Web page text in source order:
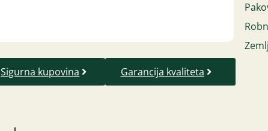
Sigurna kupovina Garancija kvaliteta